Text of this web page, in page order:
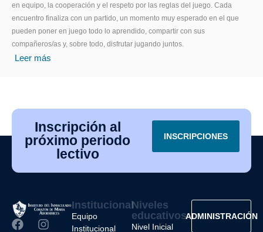
en equipo, la cooperación y el respeto por las reglas del juego. Cada
encuentro finaliza con un partido, un momento muy esperado en el que
pueden poner en juego todo lo aprendido, compartir con sus
compañeros/as y, sobre todo, disfrutar jugando juntos.
Leer más
Inscripción al
próximo periodo
lectivo
INSCRIPCIONES
Institucional
Equipo
Institucional
Niveles
educativos
Nivel Inicial
ADMINISTRACIÓN